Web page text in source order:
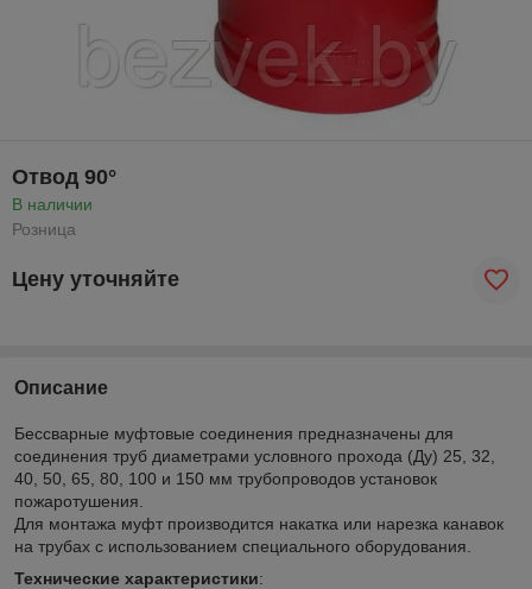
Отвод 90°
В наличии
Розница
Цену уточняйте
Описание
Бессварные муфтовые соединения предназначены для
соединения труб диаметрами условного прохода (Ду) 25, 32,
40, 50, 65, 80, 100 и 150 мм трубопроводов установок
пожаротушения.
Для монтажа муфт производится накатка или нарезка канавок
на трубах с использованием специального оборудования.
Технические характеристики: